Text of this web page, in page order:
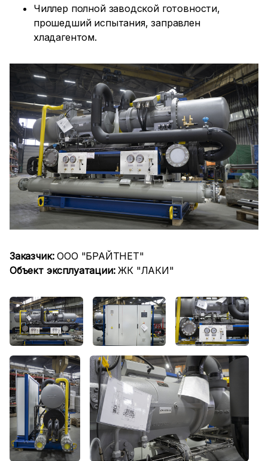
Чиллер полной заводской готовности,
прошедший испытания, заправлен
хладагентом.
Заказчик:ООО "БРАЙТНЕТ"
Объект эксплуатации:ЖК "ЛАКИ"